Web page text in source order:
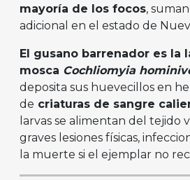
mayoría de los focos,
adicional en el estado de
El gusano barrenador es la
mosca Cochliomyia
deposita sus huevecillos en
de criaturas de sangre
larvas se alimentan del tejido
graves lesiones físicas,
la muerte si el ejemplar no